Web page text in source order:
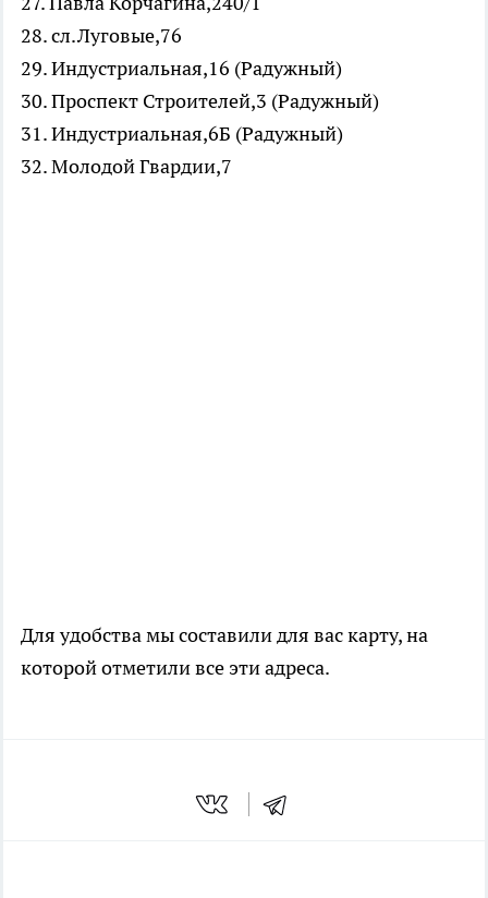
28. сл.Луговые,76
29. Индустриальная,16 (Радужный)
30. Проспект Строителей,3 (Радужный)
31. Индустриальная,6Б (Радужный)
32. Молодой Гвардии,7
Для удобства мы составили для вас карту, на
которой отметили все эти адреса.